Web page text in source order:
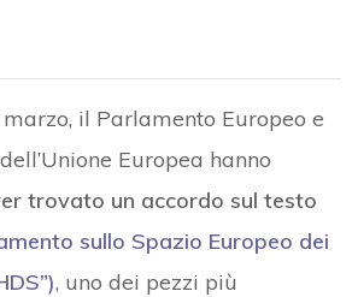
il Parlamento Europeo e
Europea hanno
trovato un accordo sul testo
sullo Spazio Europeo dei
, uno dei pezzi più